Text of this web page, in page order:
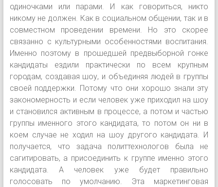
одиночками или парами. И как говориться, никто
никому не должен. Как в социальном общении, так и в
совместном проведении времени. Но это скорее
связанно с культурными особенностями воспитания.
Именно поэтому в прошедшей предвыборной гонке
кандидаты ездили практически по всем крупным
городам, создавая шоу, и объединяя людей в группы
своей поддержки. Потому что они хорошо знали эту
закономерность и если человек уже приходил на шоу
и становился активным в процессе, а потом и частью
группы именного этого кандидата, то потом он ни в
коем случае не ходил на шоу другого кандидата. И
получается, что задача политтехнологов была не
сагитировать, а присоединить к группе именно этого
кандидата. А человек уже будет правильно
голосовать по умолчанию. Эта маркетинговая